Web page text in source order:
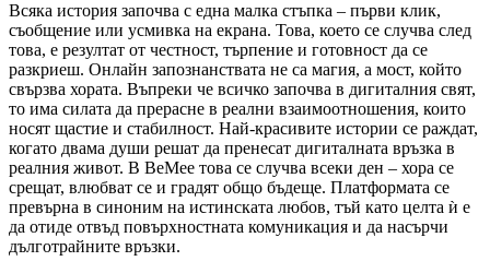
Всяка история започва с една малка стъпка – първи клик,
съобщение или усмивка на екрана. Това, което се случва след
това, е резултат от честност, търпение и готовност да се
разкриеш. Онлайн запознанствата не са магия, а мост, който
свързва хората. Въпреки че всичко започва в дигиталния свят,
то има силата да прерасне в реални взаимоотношения, които
носят щастие и стабилност. Най-красивите истории се раждат,
когато двама души решат да пренесат дигиталната връзка в
реалния живот. В BeMee това се случва всеки ден – хора се
срещат, влюбват се и градят общо бъдеще. Платформата се
превърна в синоним на истинската любов, тъй като целта ѝ е
да отиде отвъд повърхностната комуникация и да насърчи
дълготрайните връзки.